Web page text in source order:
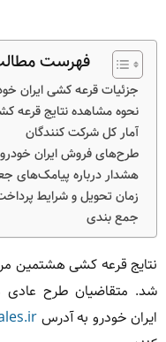
فهرست
جزئیات قرعه کشی ایران
نحوه مشاهده نتایج قرعه
آمار کل شرکت کنندگان
طرح‌های فروش ایران خودرو
هشدار درباره پیامک‌های
زمان تحویل و شرایط
جمع بندی
نتایج قرعه کشی هشتمین
شد. متقاضیان طرح عادی
ایران خودرو به آدرس